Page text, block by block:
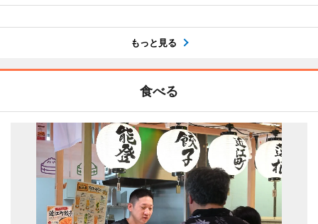
もっと見る
食べる